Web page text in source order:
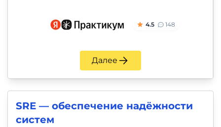
4.5 148
Далее
SRE — обеспечение надёжности
систем